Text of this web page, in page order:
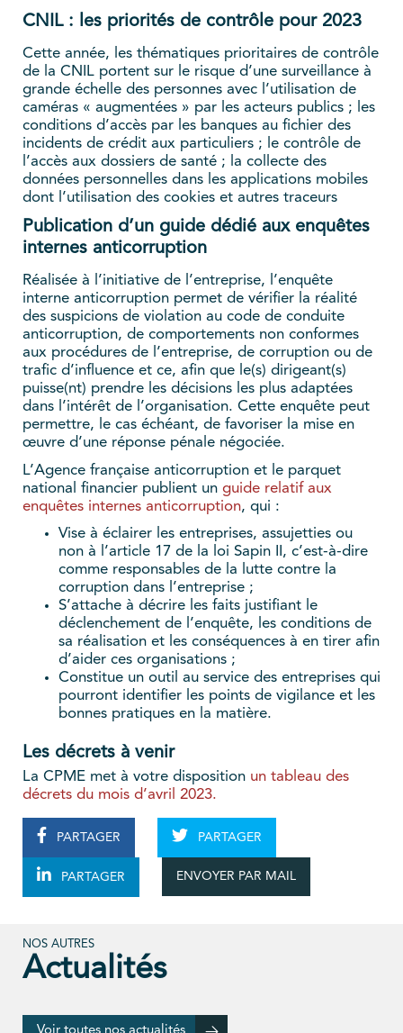
CNIL : les priorités de contrôle pour 2023
Cette année, les thématiques prioritaires de contrôle
de la CNIL portent sur le risque d’une surveillance à
grande échelle des personnes avec l’utilisation de
caméras « augmentées » par les acteurs publics ; les
conditions d’accès par les banques au fichier des
incidents de crédit aux particuliers ; le contrôle de
l’accès aux dossiers de santé ; la collecte des
données personnelles dans les applications mobiles
dont l’utilisation des cookies et autres traceurs
Publication d’un guide dédié aux enquêtes
internes anticorruption
Réalisée à l’initiative de l’entreprise, l’enquête
interne anticorruption permet de vérifier la réalité
des suspicions de violation au code de conduite
anticorruption, de comportements non conformes
aux procédures de l’entreprise, de corruption ou de
trafic d’influence et ce, afin que le(s) dirigeant(s)
puisse(nt) prendre les décisions les plus adaptées
dans l’intérêt de l’organisation. Cette enquête peut
permettre, le cas échéant, de favoriser la mise en
œuvre d’une réponse pénale négociée.
L’Agence française anticorruption et le parquet
national financier publient un guide relatif aux
enquêtes internes anticorruption, qui :
Vise à éclairer les entreprises, assujetties ou
non à l’article 17 de la loi Sapin II, c’est-à-dire
comme responsables de la lutte contre la
corruption dans l’entreprise ;
S’attache à décrire les faits justifiant le
déclenchement de l’enquête, les conditions de
sa réalisation et les conséquences à en tirer afin
d’aider ces organisations ;
Constitue un outil au service des entreprises qui
pourront identifier les points de vigilance et les
bonnes pratiques en la matière.
Les décrets à venir
La CPME met à votre disposition un tableau des
décrets du mois d’avril 2023.
PARTAGER PARTAGER
PARTAGER ENVOYER PAR MAIL
NOS AUTRES
Actualités